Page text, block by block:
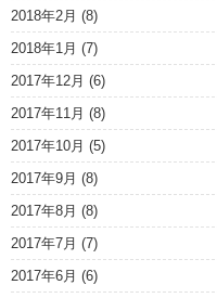
2018年2月 (8)
2018年1月 (7)
2017年12月 (6)
2017年11月 (8)
2017年10月 (5)
2017年9月 (8)
2017年8月 (8)
2017年7月 (7)
2017年6月 (6)